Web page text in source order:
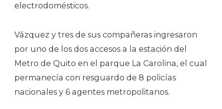
electrodomésticos.
Vázquez y tres de sus compañeras ingresaron
por uno de los dos accesos a la estación del
Metro de Quito en el parque La Carolina, el cual
permanecía con resguardo de 8 policías
nacionales y 6 agentes metropolitanos.